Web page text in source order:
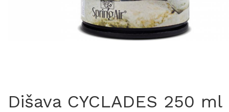
Dišava CYCLADES 250 ml